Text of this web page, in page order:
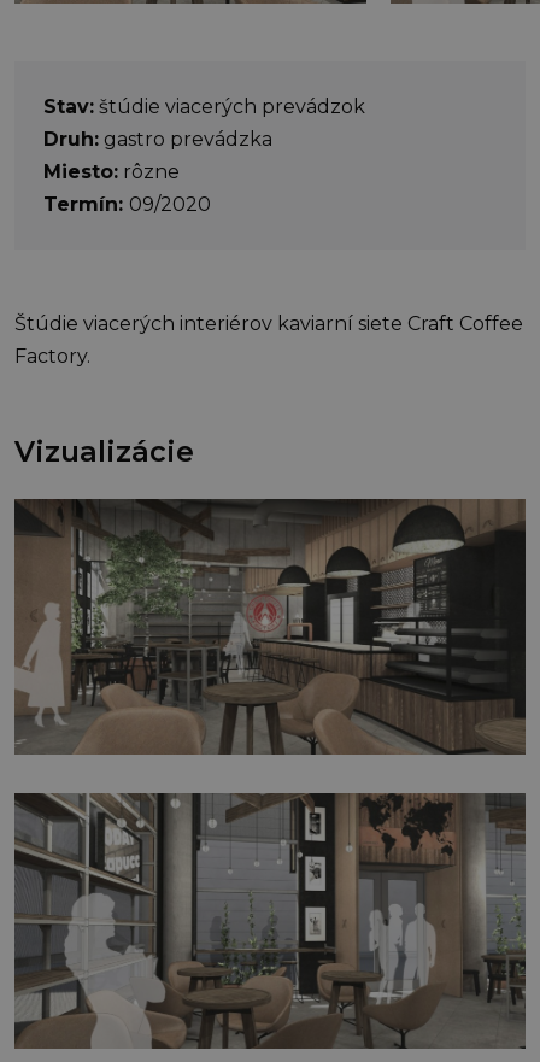
Stav: štúdie viacerých prevádzok
Druh: gastro prevádzka
Miesto: rôzne
Termín: 09/2020
Štúdie viacerých interiérov kaviarní siete Craft Coffee
Factory.
Vizualizácie